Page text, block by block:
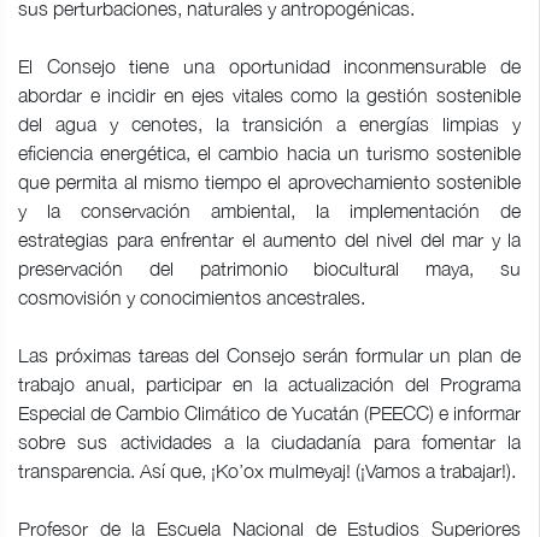
sus perturbaciones, naturales y antropogénicas.
El Consejo tiene una oportunidad inconmensurable de
abordar e incidir en ejes vitales como la gestión sostenible
del agua y cenotes, la transición a energías limpias y
eficiencia energética, el cambio hacia un turismo sostenible
que permita al mismo tiempo el aprovechamiento sostenible
y la conservación ambiental, la implementación de
estrategias para enfrentar el aumento del nivel del mar y la
preservación del patrimonio biocultural maya, su
cosmovisión y conocimientos ancestrales.
Las próximas tareas del Consejo serán formular un plan de
trabajo anual, participar en la actualización del Programa
Especial de Cambio Climático de Yucatán (PEECC) e informar
sobre sus actividades a la ciudadanía para fomentar la
transparencia. Así que, ¡Ko’ox mulmeyaj! (¡Vamos a trabajar!).
Profesor de la Escuela Nacional de Estudios Superiores